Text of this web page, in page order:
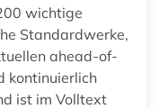
chirurgie orthopädie unfallchirurgie (1)
wichtige
Standardwerke,
ahead-of-
kontinuierlich
ist im Volltext